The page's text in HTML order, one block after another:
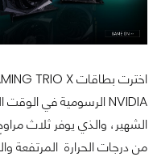
الشهير، والذي يوفر ثلاث
من درجات الحرارة المرتفعة